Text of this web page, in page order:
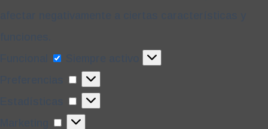
Preferencias
Estadísticas
Marketing